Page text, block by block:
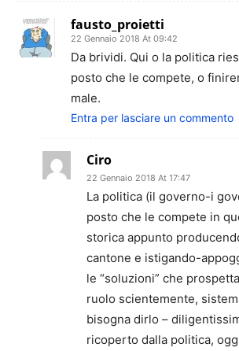
fausto_proietti
22 Gennaio 2018 At 09:42
Da brividi. Qui o la politica
posto che le compete, o
male.
Entra per lasciare un commento
Ciro
22 Gennaio 2018 At 17:47
La politica (il governo-i
posto che le compete in
storica appunto
cantone e istigando-
le “soluzioni” che
ruolo scientemente,
bisogna dirlo –
ricoperto dalla politica,